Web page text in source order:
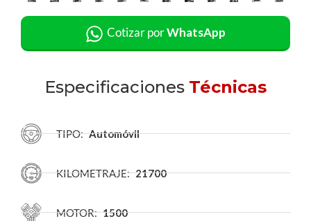
Cotizar porWhatsApp
Especificaciones Técnicas
TIPO: Automóvil
KILOMETRAJE: 21700
MOTOR: 1500